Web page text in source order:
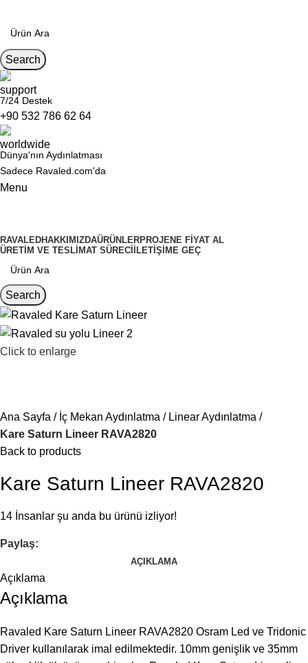
Search
7/24 Destek
+90 532 786 62 64
Dünya'nın Aydınlatması
Sadece Ravaled.com'da
Menu
RAVALEDHAKKIMIZDAÜRÜNLERPROJENE FIYAT AL
ÜRETIM VE TESLIMAT SÜRECI
İLETIŞIME GEÇ
Search
Click to enlarge
Ana Sayfa İç Mekan Aydınlatma
Linear Aydınlatma
Kare Saturn Lineer RAVA2820
Back to products
Kare Saturn Lineer RAVA2820
14 İnsanlar şu anda bu ürünü izliyor!
Paylaş:
AÇIKLAMA
Açıklama
Açıklama
Ravaled Kare Saturn Lineer RAVA2820 Osram Led ve Tridonic
Driver kullanılarak imal edilmektedir. 10mm genişlik ve 35mm